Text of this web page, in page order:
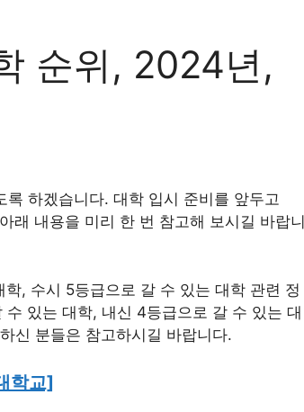
순위, 2024년,
하겠습니다. 대학 입시 준비를 앞두고
래 내용을 미리 한 번 참고해 보시길 바랍니
, 수시 5등급으로 갈 수 있는 대학 관련 정
있는 대학, 내신 4등급으로 갈 수 있는 대
신 분들은 참고하시길 바랍니다.
학교]